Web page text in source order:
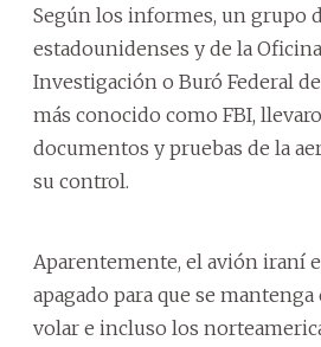
Según los informes, un grupo
estadounidenses y de la
Investigación o Buró Federal
más conocido como FBI,
documentos y pruebas de la
su control.
Aparentemente, el avión iraní
apagado para que se
volar e incluso los